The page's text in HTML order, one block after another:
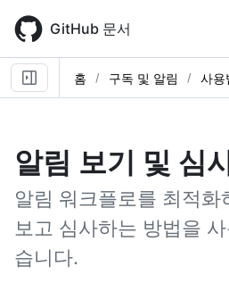
main
content
GitHub 문서
홈 구독 및 알림 사용
알림 보기 및 심
알림 워크플로를 최적화
보고 심사하는 방법을
습니다.